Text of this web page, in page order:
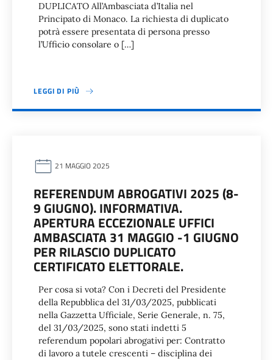
DUPLICATO All’Ambasciata d’Italia nel
Principato di Monaco. La richiesta di duplicato
potrà essere presentata di persona presso
l’Ufficio consolare o […]
LEGGI DI PIÙ
21 MAGGIO 2025
REFERENDUM ABROGATIVI 2025 (8-
9 GIUGNO). INFORMATIVA.
APERTURA ECCEZIONALE UFFICI
AMBASCIATA 31 MAGGIO -1 GIUGNO
PER RILASCIO DUPLICATO
CERTIFICATO ELETTORALE.
Per cosa si vota? Con i Decreti del Presidente
della Repubblica del 31/03/2025, pubblicati
nella Gazzetta Ufficiale, Serie Generale, n. 75,
del 31/03/2025, sono stati indetti 5
referendum popolari abrogativi per: Contratto
di lavoro a tutele crescenti – disciplina dei